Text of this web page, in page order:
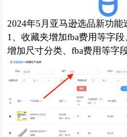
2024年5月亚马逊选品新功能
1、 收藏夹增加fba费用等字
增加尺寸分类、 fba费用等字